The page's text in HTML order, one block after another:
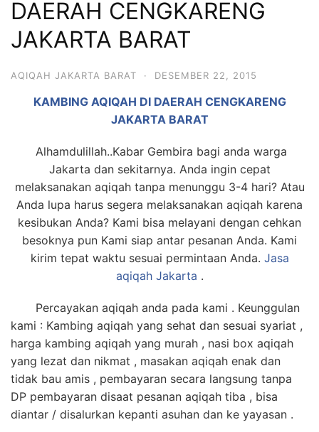
6713
DAERAH CENGKARENG
JAKARTA BARAT
AQIQAH JAKARTA BARAT · DESEMBER 22, 2015
KAMBING AQIQAH DI DAERAH CENGKARENG
JAKARTA BARAT
Alhamdulillah..Kabar Gembira bagi anda warga
Jakarta dan sekitarnya. Anda ingin cepat
melaksanakan aqiqah tanpa menunggu 3-4 hari? Atau
Anda lupa harus segera melaksanakan aqiqah karena
kesibukan Anda? Kami bisa melayani dengan cehkan
besoknya pun Kami siap antar pesanan Anda. Kami
kirim tepat waktu sesuai permintaan Anda. Jasa
aqiqah Jakarta .
Percayakan aqiqah anda pada kami . Keunggulan
kami : Kambing aqiqah yang sehat dan sesuai syariat ,
harga kambing aqiqah yang murah , nasi box aqiqah
yang lezat dan nikmat , masakan aqiqah enak dan
tidak bau amis , pembayaran secara langsung tanpa
DP pembayaran disaat pesanan aqiqah tiba , bisa
diantar / disalurkan kepanti asuhan dan ke yayasan .